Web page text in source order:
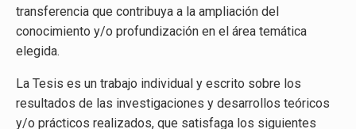
transferencia que contribuya a la ampliación del
conocimiento y/o profundización en el área temática
elegida.
La Tesis es un trabajo individual y escrito sobre los
resultados de las investigaciones y desarrollos teóricos
y/o prácticos realizados, que satisfaga los siguientes